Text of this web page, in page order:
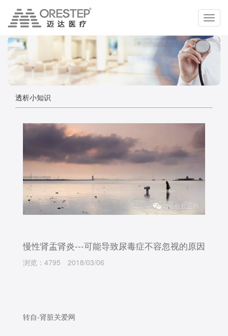
切
换
导
航
透析小知识
慢性肾盂肾炎---可能导致尿毒症不容忽视的原因
浏览：4795 2018/03/06
转自-肾脏关爱网